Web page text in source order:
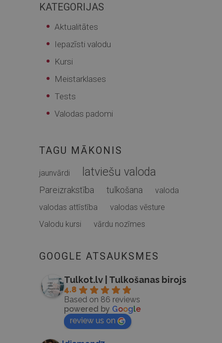
KATEGORIJAS
Aktualitātes
Iepazīsti valodu
Kursi
Meistarklases
Tests
Valodas padomi
TAGU MĀKONIS
jaunvārdi latviešu valoda
Pareizrakstība tulkošana
valoda
valodas attīstība
valodas vēsture
Valodu kursi
vārdu nozīmes
GOOGLE ATSAUKSMES
Tulkot.lv | Tulkošanas birojs
4.8
Based on 86 reviews
powered by Google
review us on